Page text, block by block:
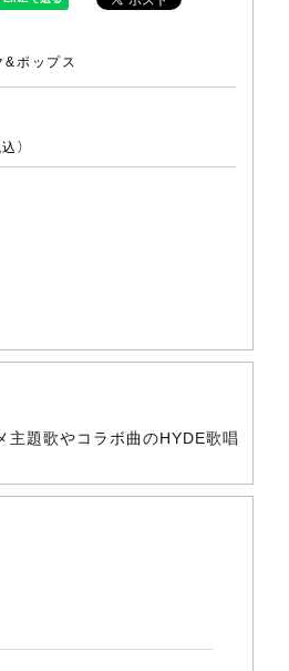
&ポップス
）
主題歌やコラボ曲のHYDE歌唱